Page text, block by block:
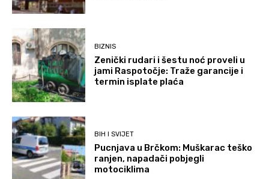
BIZNIS
Zenički rudari i šestu noć proveli u
jami Raspotočje: Traže garancije i
termin isplate plaća
BIH I SVIJET
Pucnjava u Brčkom: Muškarac teško
ranjen, napadači pobjegli
motociklima